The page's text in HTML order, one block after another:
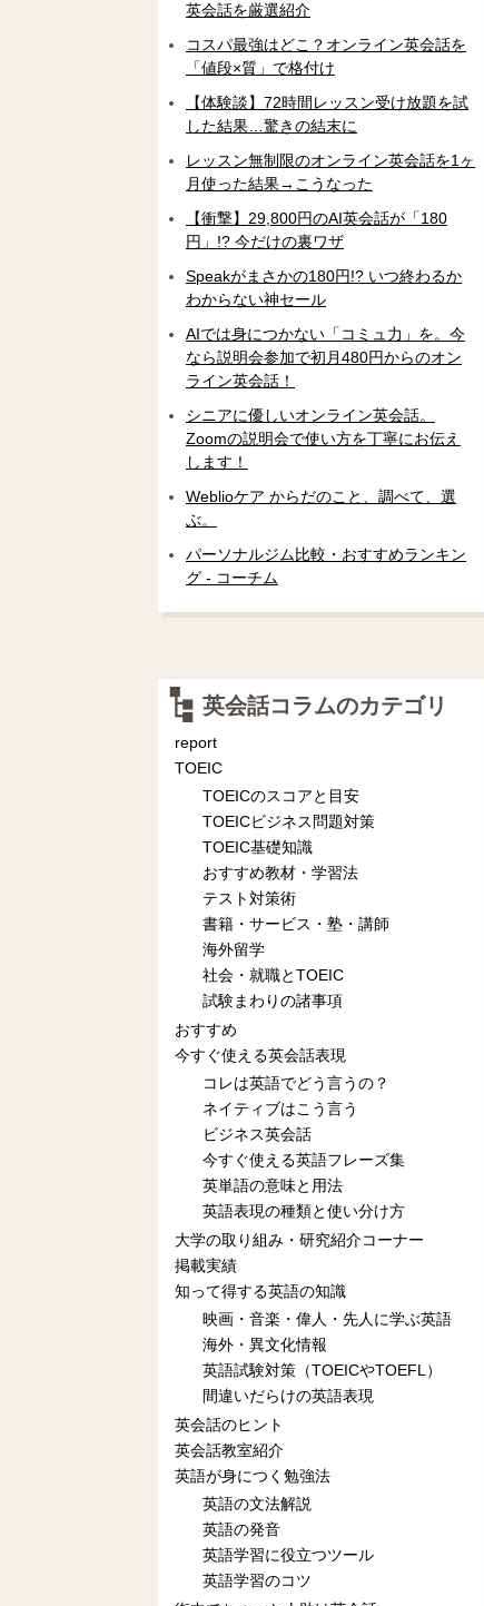
英会話を厳選紹介
コスパ最強はどこ？オンライン英会話を
「値段×質」で格付け
【体験談】72時間レッスン受け放題を試
した結果…驚きの結末に
レッスン無制限のオンライン英会話を1ヶ
月使った結果→こうなった
【衝撃】29,800円のAI英会話が「180
円」!? 今だけの裏ワザ
Speakがまさかの180円!? いつ終わるか
わからない神セール
AIでは身につかない「コミュ力」を。今
なら説明会参加で初月480円からのオン
ライン英会話！
シニアに優しいオンライン英会話。
Zoomの説明会で使い方を丁寧にお伝え
します！
Weblioケア からだのこと、調べて、選
ぶ。
パーソナルジム比較・おすすめランキン
グ - コーチム
英会話コラムのカテゴリ
report
TOEIC
TOEICのスコアと目安
TOEICビジネス問題対策
TOEIC基礎知識
おすすめ教材・学習法
テスト対策術
書籍・サービス・塾・講師
海外留学
社会・就職とTOEIC
試験まわりの諸事項
おすすめ
今すぐ使える英会話表現
コレは英語でどう言うの？
ネイティブはこう言う
ビジネス英会話
今すぐ使える英語フレーズ集
英単語の意味と用法
英語表現の種類と使い分け方
大学の取り組み・研究紹介コーナー
掲載実績
知って得する英語の知識
映画・音楽・偉人・先人に学ぶ英語
海外・異文化情報
英語試験対策（TOEICやTOEFL）
間違いだらけの英語表現
英会話のヒント
英会話教室紹介
英語が身につく勉強法
英語の文法解説
英語の発音
英語学習に役立つツール
英語学習のコツ